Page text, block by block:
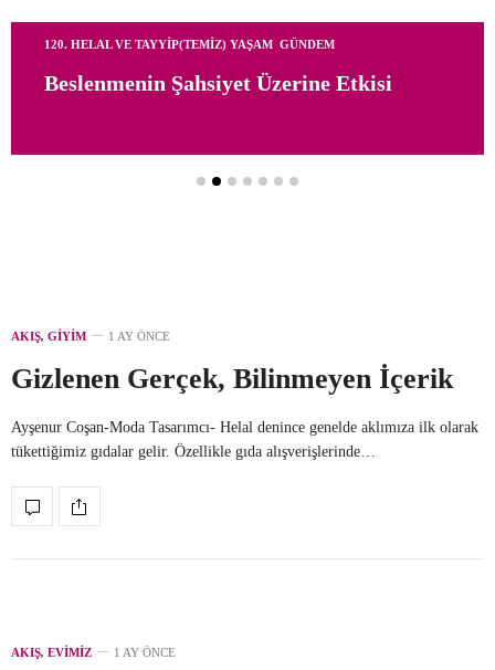
120. HELAL VE TAYYIP(TEMIZ) YAŞAM GÜNDEM
Beslenmenin Şahsiyet Üzerine Etkisi
AKIŞ, GIYIM 1 AY ÖNCE
Gizlenen Gerçek, Bilinmeyen İçerik
Ayşenur Coşan-Moda Tasarımcı- Helal denince genelde aklımıza ilk olarak
tükettiğimiz gıdalar gelir. Özellikle gıda alışverişlerinde…
AKIŞ, EVIMIZ 1 AY ÖNCE